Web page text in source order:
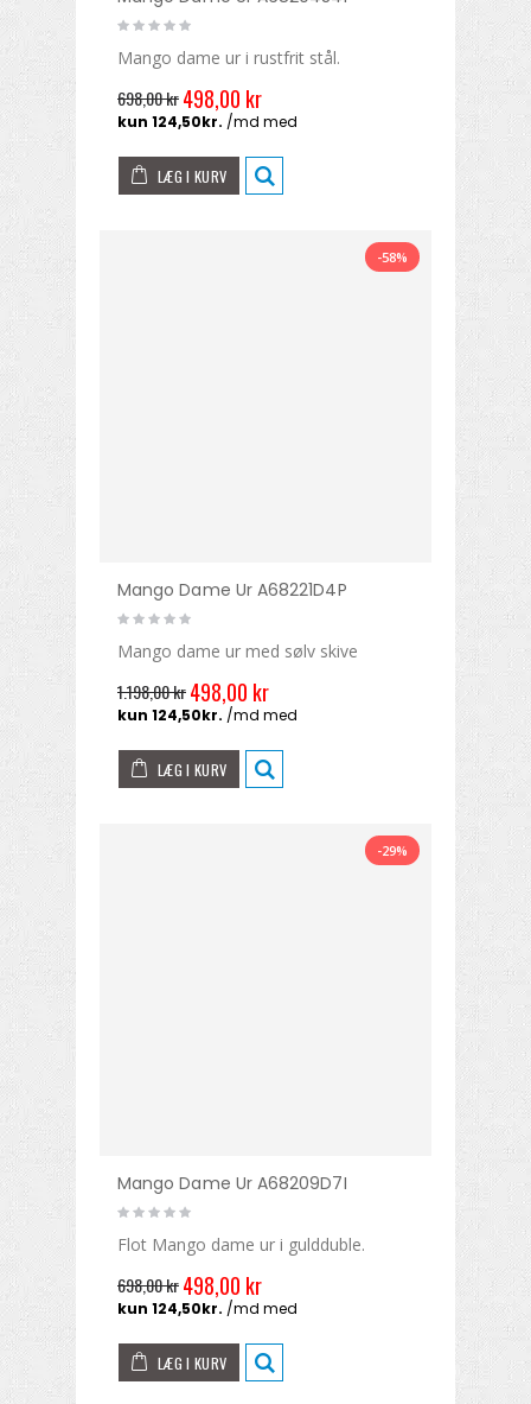
Mango dame ur i rustfrit stål.
698,00 kr498,00 kr
LÆG I KURV
-58%
Mango Dame Ur A68221D4P
Mango dame ur med sølv skive
1.198,00 kr498,00 kr
LÆG I KURV
-29%
Mango Dame Ur A68209D7I
Flot Mango dame ur i guldduble.
698,00 kr498,00 kr
LÆG I KURV